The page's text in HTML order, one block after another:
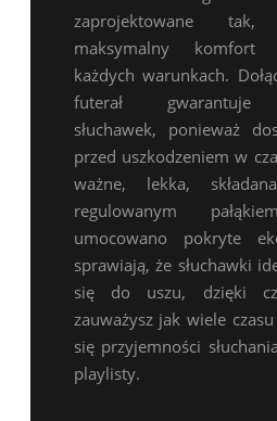
zaprojektowane
maksymalny komfort
każdych warunkach.
futerał gwarantuje
słuchawek, ponieważ
przed uszkodzeniem w
ważne, lekka,
regulowanym
umocowano pokryte
sprawiają, że słuchawki
się do uszu, dzięki
zauważysz jak wiele
się przyjemności
playlisty.